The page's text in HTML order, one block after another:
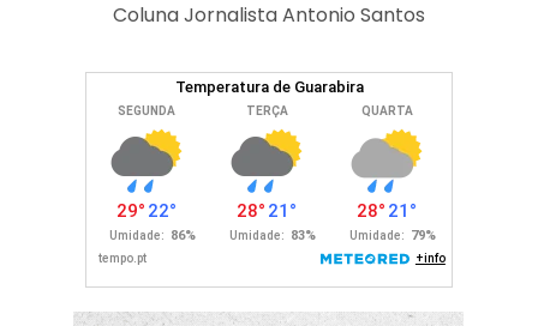
Coluna Jornalista Antonio Santos